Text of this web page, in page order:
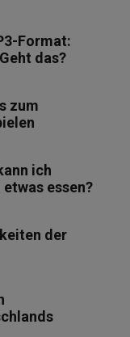
Format:
das?
zum
ich
essen?
der